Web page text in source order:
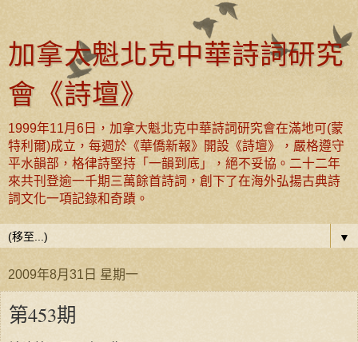
加拿大魁北克中華詩詞研究
會《詩壇》
1999年11月6日，加拿大魁北克中華詩詞研究會在滿地可(蒙
特利爾)成立，每週於《華僑新報》開設《詩壇》，嚴格遵守
平水韻部，格律詩堅持「一韻到底」，絕不妥協。二十二年
來共刊登逾一千期三萬餘首詩詞，創下了在海外弘揚古典詩
詞文化一項記錄和奇蹟。
▼
2009年8月31日 星期一
第453期